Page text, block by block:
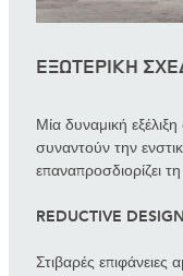
ΕΞΩΤΕΡΙΚΗ
Μία δυναμική
συναντούν την
επαναπροσδιορίζει
REDUCTIVE DESIGN
Στιβαρές